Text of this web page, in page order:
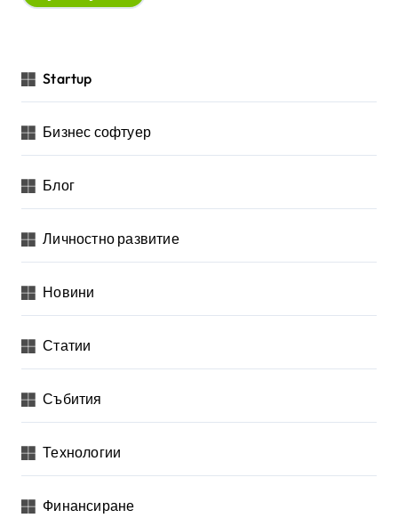
Startup
Бизнес софтуер
Блог
Личностно развитие
Новини
Статии
Събития
Технологии
Финансиране